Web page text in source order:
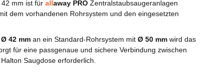
mm ist für allaway PRO Zentralstaubsaugeranlagen
dem vorhandenen Rohrsystem und den eingesetzten
42 mm an ein Standard-Rohrsystem mit Ø 50 mm wird das
für eine passgenaue und sichere Verbindung zwischen
Saugdose erforderlich.